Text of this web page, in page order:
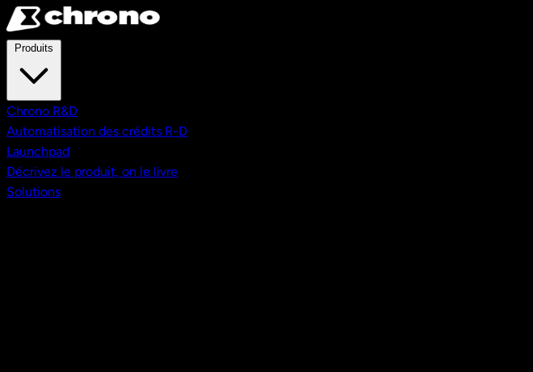
Aller au contenu principal
Chrono R&D
Automatisation des crédits R-D
Launchpad
Décrivez le produit, on le livre
Solutions